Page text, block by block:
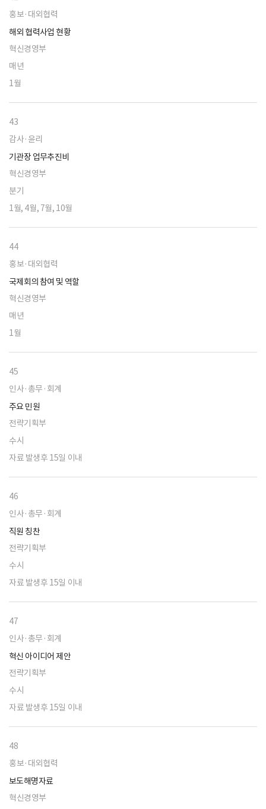
홍보·대외협력
해외 협력사업 현황
혁신경영부
매년
1월
43
감사·윤리
기관장 업무추진비
혁신경영부
분기
1월, 4월, 7월, 10월
44
홍보·대외협력
국제회의 참여 및 역할
혁신경영부
매년
1월
45
인사·총무·회계
주요 민원
전략기획부
수시
자료 발생후 15일 이내
46
인사·총무·회계
직원 칭찬
전략기획부
수시
자료 발생후 15일 이내
47
인사·총무·회계
혁신 아이디어 제안
전략기획부
수시
자료 발생후 15일 이내
48
홍보·대외협력
보도해명자료
혁신경영부